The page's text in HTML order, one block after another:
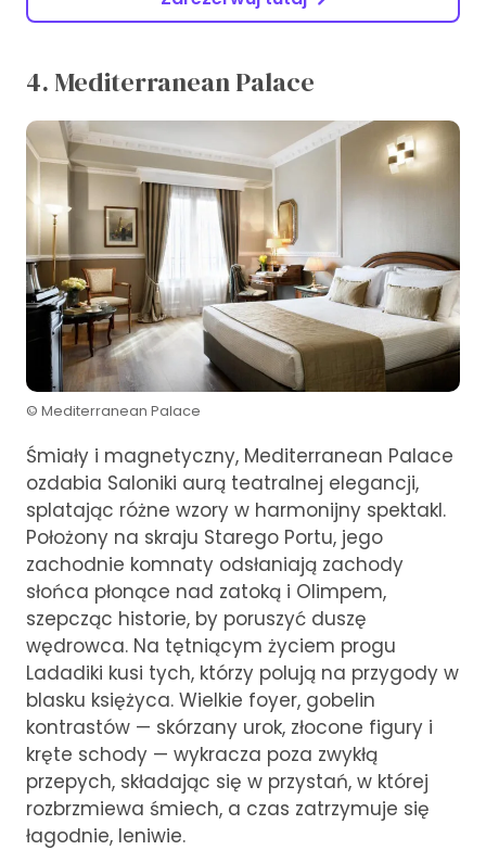
4. Mediterranean Palace
© Mediterranean Palace
Śmiały i magnetyczny, Mediterranean Palace
ozdabia Saloniki aurą teatralnej elegancji,
splatając różne wzory w harmonijny spektakl.
Położony na skraju Starego Portu, jego
zachodnie komnaty odsłaniają zachody
słońca płonące nad zatoką i Olimpem,
szepcząc historie, by poruszyć duszę
wędrowca. Na tętniącym życiem progu
Ladadiki kusi tych, którzy polują na przygody w
blasku księżyca. Wielkie foyer, gobelin
kontrastów — skórzany urok, złocone figury i
kręte schody — wykracza poza zwykłą
przepych, składając się w przystań, w której
rozbrzmiewa śmiech, a czas zatrzymuje się
łagodnie, leniwie.